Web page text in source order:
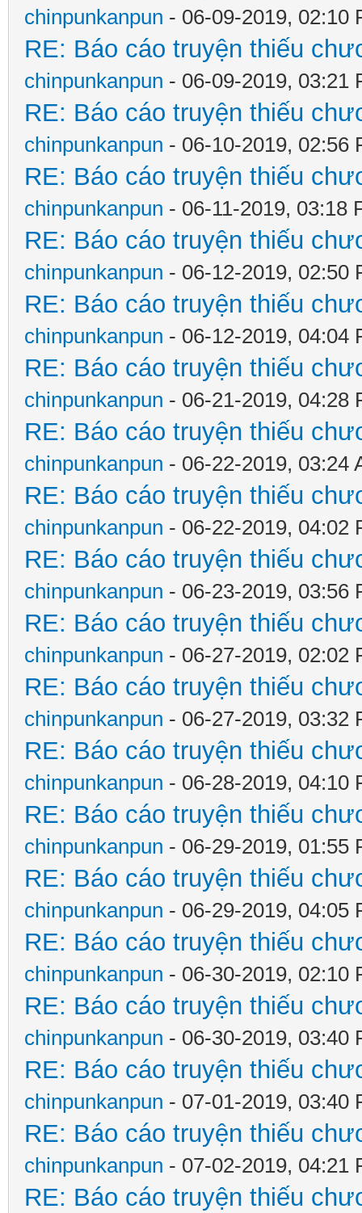
chinpunkanpun - 06-09-2019, 02:10
RE: Báo cáo truyện thiếu
chinpunkanpun - 06-09-2019, 03:21
RE: Báo cáo truyện thiếu
chinpunkanpun - 06-10-2019, 02:56
RE: Báo cáo truyện thiếu
chinpunkanpun - 06-11-2019, 03:18
RE: Báo cáo truyện thiếu
chinpunkanpun - 06-12-2019, 02:50
RE: Báo cáo truyện thiếu
chinpunkanpun - 06-12-2019, 04:04
RE: Báo cáo truyện thiếu
chinpunkanpun - 06-21-2019, 04:28
RE: Báo cáo truyện thiếu
chinpunkanpun - 06-22-2019, 03:24
RE: Báo cáo truyện thiếu
chinpunkanpun - 06-22-2019, 04:02
RE: Báo cáo truyện thiếu
chinpunkanpun - 06-23-2019, 03:56
RE: Báo cáo truyện thiếu
chinpunkanpun - 06-27-2019, 02:02
RE: Báo cáo truyện thiếu
chinpunkanpun - 06-27-2019, 03:32
RE: Báo cáo truyện thiếu
chinpunkanpun - 06-28-2019, 04:10
RE: Báo cáo truyện thiếu
chinpunkanpun - 06-29-2019, 01:55
RE: Báo cáo truyện thiếu
chinpunkanpun - 06-29-2019, 04:05
RE: Báo cáo truyện thiếu
chinpunkanpun - 06-30-2019, 02:10
RE: Báo cáo truyện thiếu
chinpunkanpun - 06-30-2019, 03:40
RE: Báo cáo truyện thiếu
chinpunkanpun - 07-01-2019, 03:40
RE: Báo cáo truyện thiếu
chinpunkanpun - 07-02-2019, 04:21
RE: Báo cáo truyện thiếu